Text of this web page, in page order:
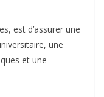
est d’assurer une
une
et une